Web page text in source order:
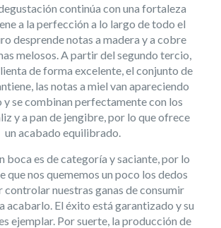
continúa con una fortaleza
a la perfección a lo largo de todo el
desprende notas a madera y a cobre
melosos. A partir del segundo tercio,
de forma excelente, el conjunto de
las notas a miel van apareciendo
y se combinan perfectamente con los
y a pan de jengibre, por lo que ofrece
un acabado equilibrado.
boca es de categoría y saciante, por lo
que nos quememos un poco los dedos
controlar nuestras ganas de consumir
acabarlo. El éxito está garantizado y su
ejemplar. Por suerte, la producción de